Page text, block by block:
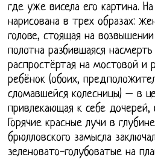
где уже висела его картина.
нарисована в трех образах:
голове, стоящая на
полотна разбившаяся
распростёртая на мостовой
ребёнок (обоих,
сломавшейся колесницы) – в
привлекающая к себе дочерей,
Горячие красные лучи в
брюлловского замысла
зеленовато-голубоватые на